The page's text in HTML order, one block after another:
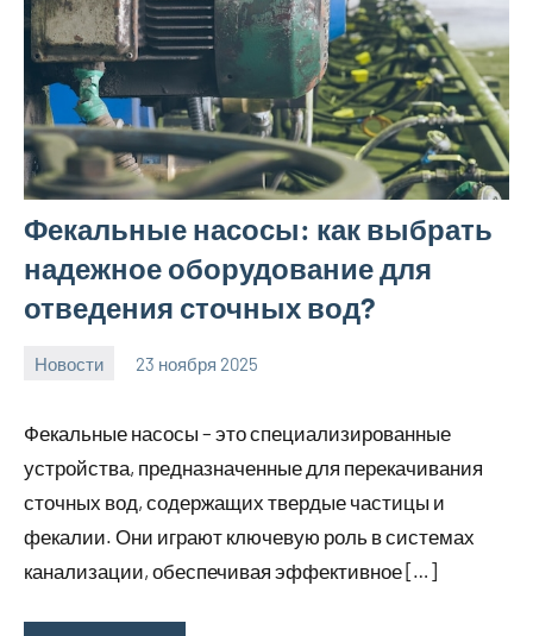
Фекальные насосы: как выбрать
надежное оборудование для
отведения сточных вод?
Новости 23 ноября 2025
Фекальные насосы – это специализированные
устройства, предназначенные для перекачивания
сточных вод, содержащих твердые частицы и
фекалии. Они играют ключевую роль в системах
канализации, обеспечивая эффективное […]